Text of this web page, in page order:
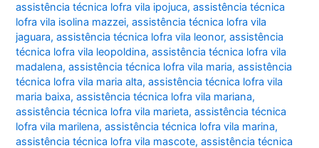
assistência técnica lofra vila ipojuca,assistência técnica
lofra vila isolina mazzei,assistência técnica lofra vila
jaguara,assistência técnica lofra vila leonor,assistência
técnica lofra vila leopoldina,assistência técnica lofra vila
madalena,assistência técnica lofra vila maria,assistência
técnica lofra vila maria alta,assistência técnica lofra vila
maria baixa,assistência técnica lofra vila mariana,
assistência técnica lofra vila marieta,assistência técnica
lofra vila marilena,assistência técnica lofra vila marina,
assistência técnica lofra vila mascote,assistência técnica